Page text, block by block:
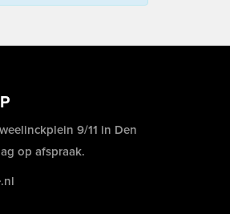
9/11 in Den
op afspraak.